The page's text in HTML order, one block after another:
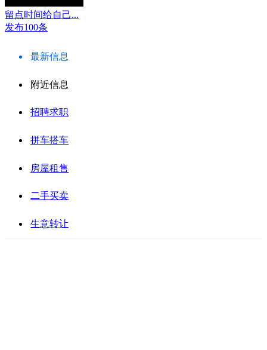
留点时间给自己...
发布100条
最新信息
附近信息
招聘求职
拼车搭车
房屋租售
二手买卖
生意转让